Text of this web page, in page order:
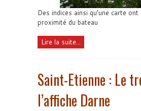
Des indices ainsi qu’une carte
proximité du bateau
Lire la suite...
Saint-Etienne : Le
l’affiche Darne